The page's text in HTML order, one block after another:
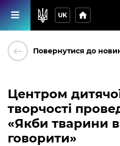
UK home
keyboard_backspace Повернутися до
Центром
творчості
«Якби тварини
говорити»